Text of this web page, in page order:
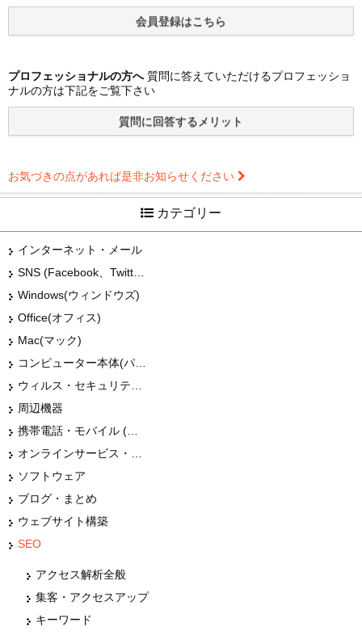
プロフェッショナルの方へ質問に答えていただけるプロフェッショ
ナルの方は下記をご覧下さい
お気づきの点があれば是非お知らせください
カテゴリー
インターネット・メール
Windows(ウィンドウズ)
Office(オフィス)
Mac(マック)
周辺機器
ソフトウェア
ブログ・まとめ
ウェブサイト構築
SEO
アクセス解析全般
集客・アクセスアップ
キーワード